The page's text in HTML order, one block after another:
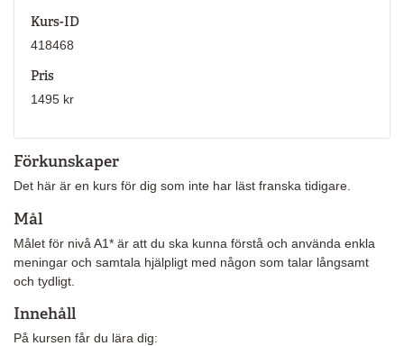
Förkunskaper
Det här är en kurs för dig som inte har läst franska tidigare.
Mål
Målet för nivå A1* är att du ska kunna förstå och använda enkla
meningar och samtala hjälpligt med någon som talar långsamt
och tydligt.
Innehåll
På kursen får du lära dig:
Kurs-ID
418468
Pris
1495 kr